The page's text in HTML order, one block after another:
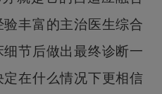
丰富的主治医生综合
节后做出最终诊断一
在什么情况下更相信